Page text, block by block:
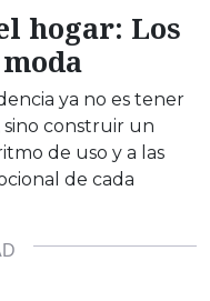
hogar: Los
ya no es tener
sino construir un
de uso y a las
de cada